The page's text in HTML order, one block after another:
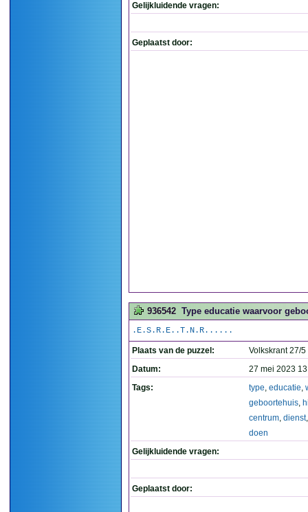
Gelijkluidende vragen:
Geplaatst door:
936542 Type educatie waarvoor
.E.S.R.E..T.N.R......
Plaats van de puzzel:
Volkskrant 27/5
Datum:
27 mei 2023
Tags:
type, educatie,
geboortehuis,
centrum, dienst
doen
Gelijkluidende vragen:
Geplaatst door: